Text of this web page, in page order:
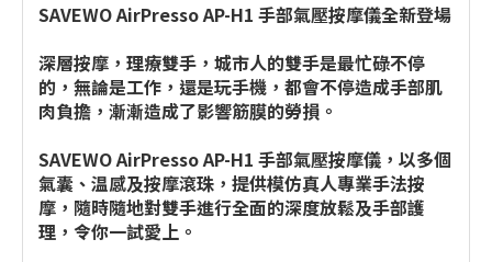
SAVEWO AirPresso AP-H1 手部氣壓按摩儀全新登場
深層按摩，理療雙手，城市人的雙手是最忙碌不停
的，無論是工作，還是玩手機，都會不停造成手部肌
肉負擔，漸漸造成了影響筋膜的勞損。
SAVEWO AirPresso AP-H1 手部氣壓按摩儀，以多個
氣囊、温感及按摩滾珠，提供模仿真人專業手法按
摩，隨時隨地對雙手進行全面的深度放鬆及手部護
理，令你一試愛上。